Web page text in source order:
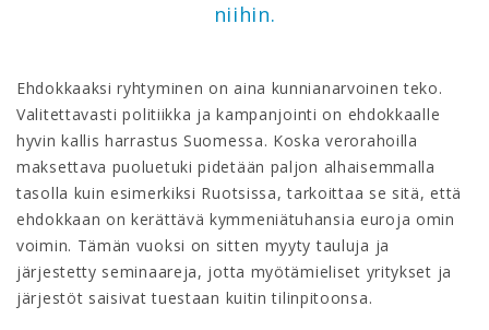
niihin.
Ehdokkaaksi ryhtyminen on aina kunnianarvoinen teko.
Valitettavasti politiikka ja kampanjointi on ehdokkaalle
hyvin kallis harrastus Suomessa. Koska verorahoilla
maksettava puoluetuki pidetään paljon alhaisemmalla
tasolla kuin esimerkiksi Ruotsissa, tarkoittaa se sitä, että
ehdokkaan on kerättävä kymmeniätuhansia euroja omin
voimin. Tämän vuoksi on sitten myyty tauluja ja
järjestetty seminaareja, jotta myötämieliset yritykset ja
järjestöt saisivat tuestaan kuitin tilinpitoonsa.